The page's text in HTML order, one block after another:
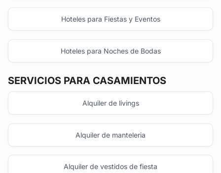
Hoteles para Fiestas y Eventos
Hoteles para Noches de Bodas
SERVICIOS PARA CASAMIENTOS
Alquiler de livings
Alquiler de manteleria
Alquiler de vestidos de fiesta